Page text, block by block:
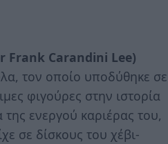
Frank Carandini Lee)
τον οποίο υποδύθηκε σε
φιγούρες στην ιστορία
ενεργού καριέρας του,
σε δίσκους του χέβι-